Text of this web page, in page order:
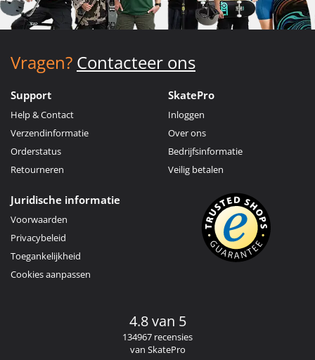
Vragen? Contacteer ons
Support
Help & Contact
Verzendinformatie
Orderstatus
Retourneren
SkatePro
Inloggen
Over ons
Bedrijfsinformatie
Veilig betalen
Juridische informatie
Voorwaarden
Privacybeleid
Toegankelijkheid
Cookies aanpassen
4.8 van 5
134967 recensies
van SkatePro